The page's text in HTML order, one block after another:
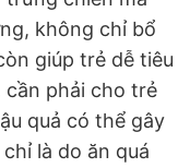
không chỉ bổ
giúp trẻ dễ tiêu
phải cho trẻ
quả có thể gây
là do ăn quá